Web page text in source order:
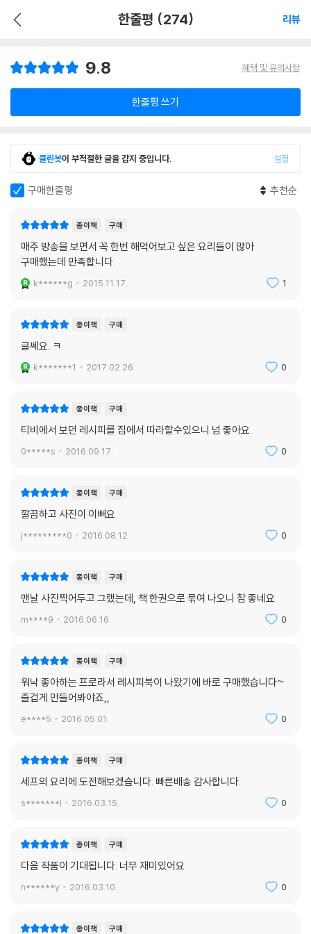
한줄평 (274) 리뷰
9.8 혜택 및 유의사항
한줄평 쓰기
클린봇이 부적절한 글을 감지 중입니다. 설정
구매한줄평 추천순
종이책 구매
매주 방송을 보면서 꼭 한번 해먹어보고 싶은 요리들이 많아
구매했는데 만족합니다.
k******g 2015.11.17. 1
종이책 구매
글쎄요..ㅋ
k*******1 2017.02.26. 0
종이책 구매
티비에서 보던 레시피를 집에서 따라할수있으니 넘 좋아요
0*****s 2016.09.17. 0
종이책 구매
깔끔하고 사진이 이뻐요
j*********0 2016.08.12. 0
종이책 구매
맨날 사진찍어두고 그랬는데, 책 한권으로 묶여 나오니 참 좋네요
m****9 2016.06.16. 0
종이책 구매
워낙 좋아하는 프로라서 레시피북이 나왔기에 바로 구매했습니다~
즐겁게 만들어봐야죠,,
e****5 2016.05.01. 0
종이책 구매
세프의 요리에 도전해보겠습니다. 빠른배송 감사합니다.
s*******l 2016.03.15. 0
종이책 구매
다음 작품이 기대됩니다. 너무 재미있어요.
n******y 2016.03.10. 0
종이책 구매